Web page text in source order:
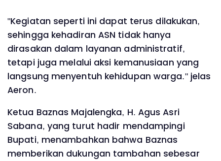
"Kegiatan seperti ini dapat terus dilakukan,
sehingga kehadiran ASN tidak hanya
dirasakan dalam layanan administratif,
tetapi juga melalui aksi kemanusiaan yang
langsung menyentuh kehidupan warga." jelas
Aeron.
Ketua Baznas Majalengka, H. Agus Asri
Sabana, yang turut hadir mendampingi
Bupati, menambahkan bahwa Baznas
memberikan dukungan tambahan sebesar